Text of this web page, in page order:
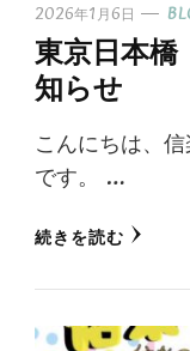
2026年1月6日
東京日本橋
知らせ
こんにちは、
です。 …
続きを読む